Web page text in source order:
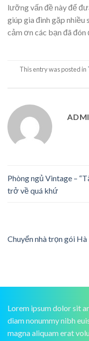
lưỡng vấn đề này để
giúp gia đình gặp nhiều
cảm ơn các bạn đã
This entry was posted in
Phòng ngủ Vintage –
trở về quá khứ
Chuyển nhà trọn gói
Lorem ipsum dolor sit
diam nonummy nibh
magna aliquam erat